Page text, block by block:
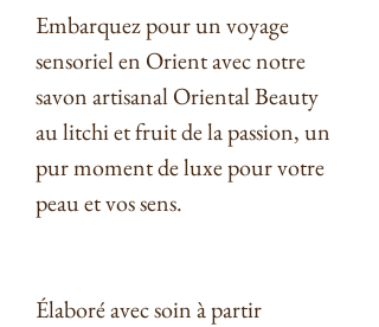
Embarquez pour un voyage
sensoriel en Orient avec notre
savon artisanal Oriental Beauty
au litchi et fruit de la passion, un
pur moment de luxe pour votre
peau et vos sens.
Élaboré avec soin à partir